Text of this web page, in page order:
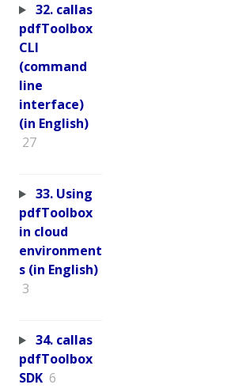
32. callas
pdfToolbox
CLI
(command
line
interface)
(in English)
27
33. Using
pdfToolbox
in cloud
environment
s (in English)
3
34. callas
pdfToolbox
SDK 6